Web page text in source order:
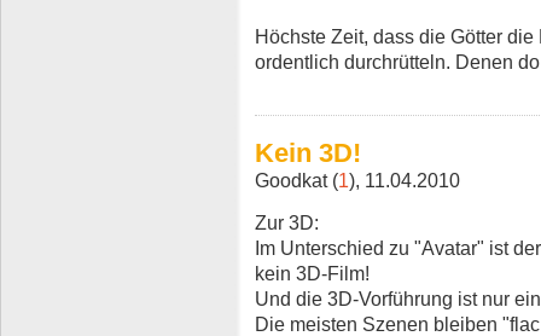
Höchste Zeit, dass die Götter
ordentlich durchrütteln. Denen
Kein 3D!
Goodkat (1), 11.04.2010
Zur 3D:
Im Unterschied zu "Avatar" ist
kein 3D-Film!
Und die 3D-Vorführung ist nur
Die meisten Szenen bleiben